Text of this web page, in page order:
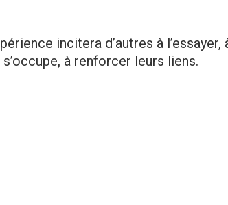
incitera d’autres à l’essayer,
à renforcer leurs liens.